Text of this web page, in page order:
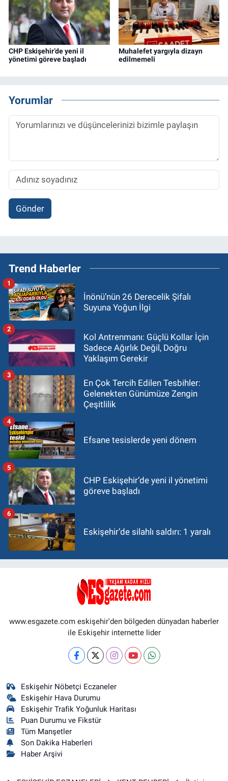
CHP Eskişehir’de yeni il
yönetimi göreve başladı
Muhalefet yargıyla dizayn
edilmemeli
Yorumlar
Gönder
Trend Haberler
İnönü’nün 26 Derecelik Şifalı
Suyuna Yoğun İlgi
1
Kol Antrenmanı: Güçlü Kollar İçin
Sadece Ağırlık Değil, Doğru
Yaklaşım Gerekir
2
En Çok Tercih Edilen Tesbihler:
Gelenekten Günümüze Zengin
Çeşitlilik
3
Efsane tesislerde yeni dönem
4
CHP Eskişehir’de yeni il yönetimi
göreve başladı
5
Eskişehir’de silahlı saldırı: 1 yaralı
6
www.esgazete.com eskişehir'den bölgeden dünyadan haberler
ile Eskişehir internette lider
Eskişehir Nöbetçi Eczaneler
Eskişehir Hava Durumu
Eskişehir Trafik Yoğunluk Haritası
Puan Durumu ve Fikstür
Tüm Manşetler
Son Dakika Haberleri
Haber Arşivi